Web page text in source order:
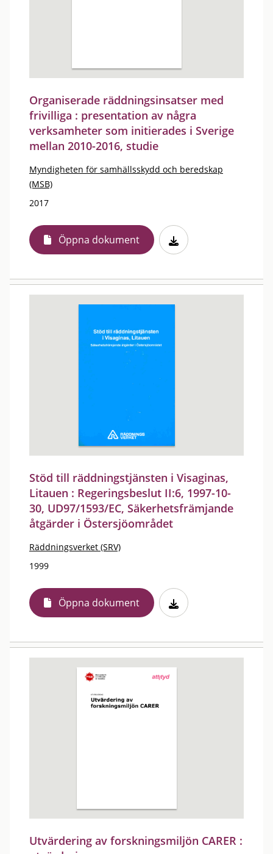
Organiserade räddningsinsatser med
frivilliga : presentation av några
verksamheter som initierades i Sverige
mellan 2010-2016, studie
Myndigheten för samhällsskydd och beredskap
(MSB)
2017
Öppna dokument
Stöd till räddningstjänsten i Visaginas,
Litauen : Regeringsbeslut II:6, 1997-10-
30, UD97/1593/EC, Säkerhetsfrämjande
åtgärder i Östersjöområdet
Räddningsverket (SRV)
1999
Öppna dokument
Utvärdering av forskningsmiljön CARER :